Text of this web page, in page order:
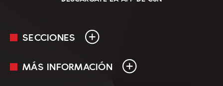
SECCIONES
En Vivo
MÁS INFORMACIÓN